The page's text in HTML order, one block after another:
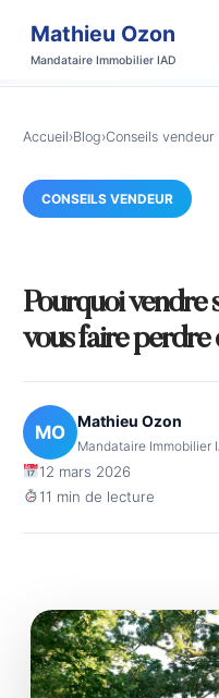
Mathieu Ozon
Mandataire Immobilier IAD
Accueil›Blog›Conseils vendeur
CONSEILS VENDEUR
Pourquoi vendre
vous faire perdre
MO
Mathieu Ozon
Mandataire Immobilier
12 mars 2026
11 min de lecture